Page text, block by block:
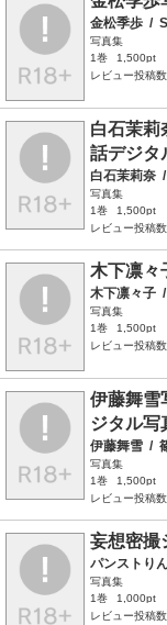
金松季歩 /
写真集
1巻
1,500pt
レビュー投稿
白石茉莉
話デジタ
白石茉莉奈 /
写真集
1巻
1,500pt
レビュー投稿
木下凛々
木下凛々子 /
写真集
1巻
1,500pt
レビュー投稿
伊藤舞雪
ジタル写
伊藤舞雪 /
写真集
1巻
1,500pt
レビュー投稿
妄想密撮
パンストり
写真集
1巻
1,000pt
レビュー投稿